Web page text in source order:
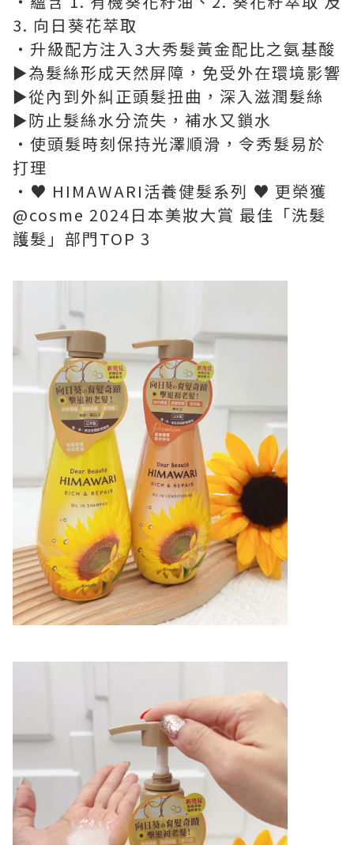
3. 向日葵花萃取
・升級配方注入3大秀髮黃金配比之氨基酸
►為髮絲形成天然屏障，免受外在環境影響
►從內到外糾正頭髮扭曲，深入滋潤髮絲
►防止髮絲水分流失，補水又鎖水
・使頭髮時刻保持光澤順滑，令秀髮易於
打理
・♥ HIMAWARI活養健髮系列 ♥ 更榮獲
@cosme 2024日本美妝大賞 最佳「洗髮
護髮」部門TOP 3